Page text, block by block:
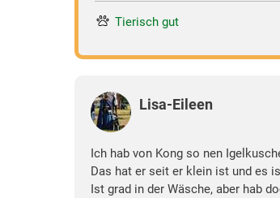
Tierisch gut
Lisa-Eileen
Ich hab von Kong so nen
Das hat er seit er klein ist und es
Ist grad in der Wäsche, aber hab